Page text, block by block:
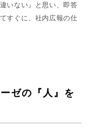
いない』と思い、即答
すぐに、社内広報の仕
ゼの『人』を